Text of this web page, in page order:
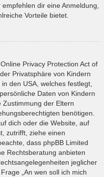
dir eine Anmeldung,
Vorteile bietet.
Privacy Protection Act of
Privatsphäre von Kindern
den USA, welches festlegt,
Daten von Kindern
der Eltern
benötigen.
dich oder die Website, auf
zutrifft, ziehe einen
dass phpBB Limited
Rechtsberatung anbieten
jeglicher
„An wen soll ich mich